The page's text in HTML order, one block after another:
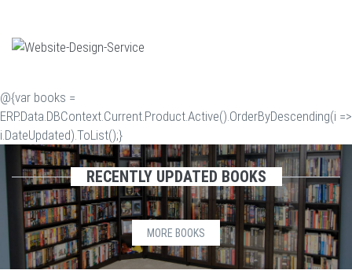
@{var books =
ERP.Data.DBContext.Current.Product.Active().OrderByDescending(i =>
i.DateUpdated).ToList();}
RECENTLY UPDATED BOOKS
MORE BOOKS